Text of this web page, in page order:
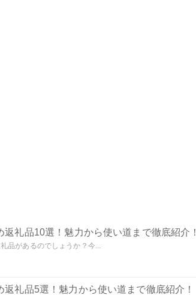
礼品10選！魅力から使い道まで徹底紹介！
品があるのでしょうか？今...
礼品5選！魅力から使い道まで徹底紹介！